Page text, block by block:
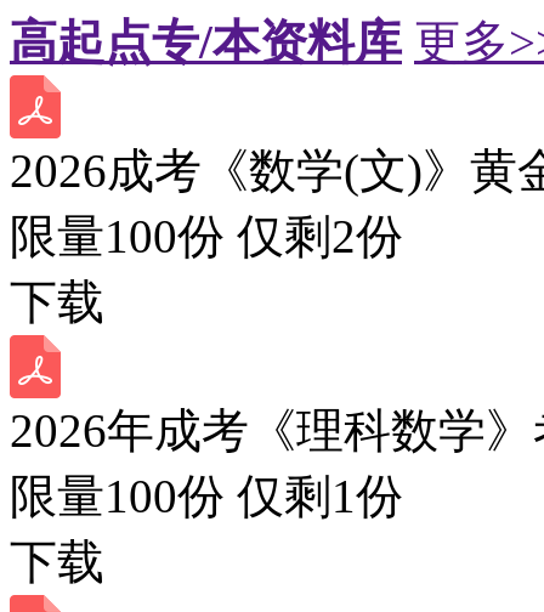
高起点专/本资料库 更多
2026成考《数学(文)》黄
限量100份 仅剩 2份
下载
2026年成考《理科数学
限量100份 仅剩 1份
下载